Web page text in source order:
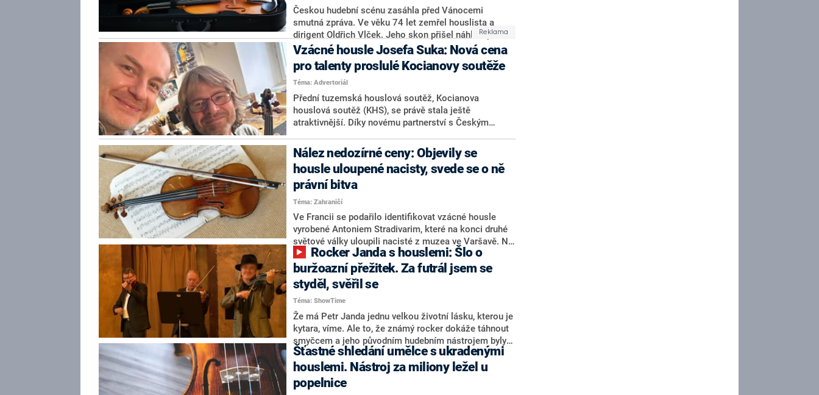
Českou hudební scénu zasáhla před Vánocemi
smutná zpráva. Ve věku 74 let zemřel houslista a
dirigent Oldřich Vlček. Jeho skon přišel náhle v pátek
po koncertě ve Strakonicích, kde se hudebník mimo
jiné narodil. Jeho kolegy zpráva šokovala, podle nich
nic zdravotním komplikacím nenasvědčovalo. Píše o
tom web Opera PLUS.
Vzácné housle Josefa Suka: Nová cena
pro talenty proslulé Kocianovy soutěže
Téma: Advertoriál
Přední tuzemská houslová soutěž, Kocianova
houslová soutěž (KHS), se právě stala ještě
atraktivnější. Díky novému partnerství s Českým
mistra houslaře Jana Špidlena, na kterých kdysi
zaznívaly tóny samotného Josefa Suka.
Nález nedozírné ceny: Objevily se
housle uloupené nacisty, svede se o ně
právní bitva
Téma: Zahraničí
Ve Francii se podařilo identifikovat vzácné housle
vyrobené Antoniem Stradivarim, které na konci druhé
světové války uloupili nacisté z muzea ve Varšavě. Na
experty ze společnosti Musique et Spoliations, která
historii nástrojů zkoumá, se obrátil současný majitel
houslí. Dozvěděl se, že nejspíš vlastní housle
pojmenované Lauterbach Stradivarius, které před
válkou patřily polskému průmyslníkovi Henryku
Grohmanovi. Napsal o tom list The Times.
buržoazní přežitek. Za futrál jsem se
styděl, svěřil se
Téma: ShowTime
Že má Petr Janda jednu velkou životní lásku, kterou je
kytara, víme. Ale to, že známý rocker dokáže táhnout
smyčcem a jeho původním hudebním nástrojem byly
housle, to už ví jen málokdo. Redakce ShowTime
zjišťovala, jak se Janda k nástroji stavěl.
Šťastné shledání umělce s ukradenými
houslemi. Nástroj za miliony ležel u
popelnice